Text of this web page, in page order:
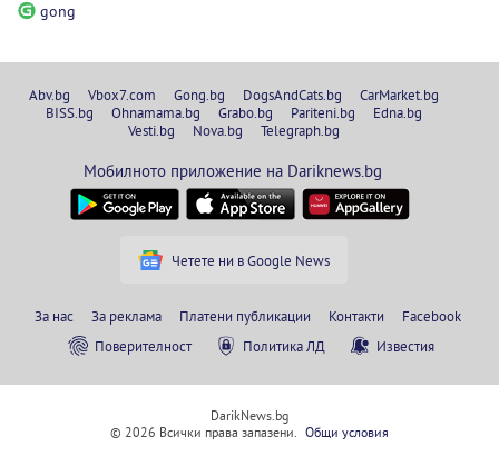
gong
Abv.bg Vbox7.com Gong.bg DogsAndCats.bg
CarMarket.bg
BISS.bg
Ohnamama.bg Grabo.bg Pariteni.bg
Edna.bg
Vesti.bg
Nova.bg Telegraph.bg
Мобилното приложение на Dariknews.bg
Четете ни в Google News
За нас За реклама Платени публикации Контакти
Facebook
Поверителност
Политика ЛД Известия
DarikNews.bg
© 2026 Всички права запазени. Общи условия